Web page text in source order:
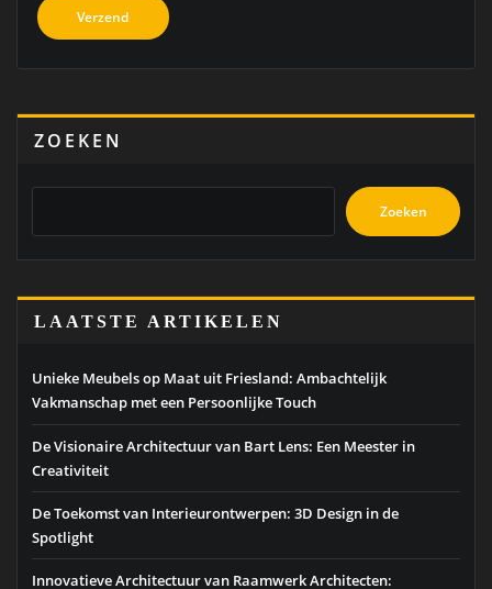
ZOEKEN
Zoeken
LAATSTE ARTIKELEN
Unieke Meubels op Maat uit Friesland: Ambachtelijk
Vakmanschap met een Persoonlijke Touch
De Visionaire Architectuur van Bart Lens: Een Meester in
Creativiteit
De Toekomst van Interieurontwerpen: 3D Design in de
Spotlight
Innovatieve Architectuur van Raamwerk Architecten: